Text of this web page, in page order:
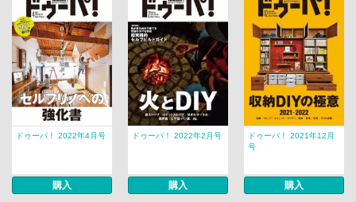
ドゥーパ！ 2022年4月号
購入
ドゥーパ！ 2022年2月号
購入
ドゥーパ！ 2021年12月
号
購入